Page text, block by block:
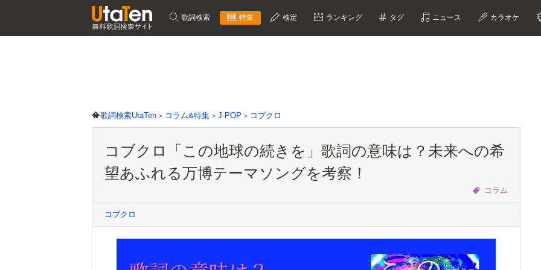
歌詞検索 特集 検定 ランキング タグ ニュース カラオケ
歌詞検索UtaTen コラム&特集 J-POP コブクロ
コブクロ「この地球の続きを」歌詞の意味は？未来への希
望あふれる万博テーマソングを考察！
コラム
コブクロ